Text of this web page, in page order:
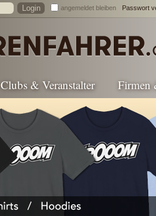
angemeldet bleiben Passwort
Clubs & Veranstalter Firmen